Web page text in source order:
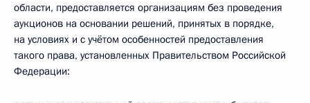
области, предоставляется организациям без проведения
аукционов на основании решений, принятых в порядке,
на условиях и с учётом особенностей предоставления
такого права, установленных Правительством Российской
Федерации: